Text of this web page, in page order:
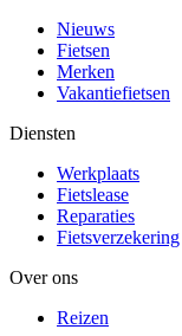
Nieuws
Fietsen
Merken
Vakantiefietsen
Diensten
Werkplaats
Fietslease
Reparaties
Fietsverzekering
Over ons
Reizen